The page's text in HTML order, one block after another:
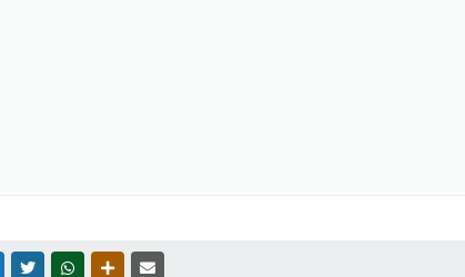
MESSENGER
TWITTERWHATSAPPOUTRAS MÍDIAS